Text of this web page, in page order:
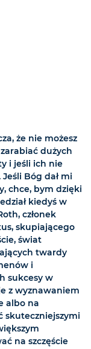
że nie możesz
dużych
i jeśli ich nie
Bóg dał mi
chce, bym dzięki
kiedyś w
członek
skupiającego
świat
twardy
i
sukcesy w
z wyznawaniem
albo na
skuteczniejszymi
na szczęście